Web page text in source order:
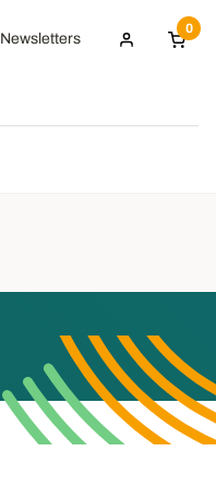
Newsletters
0